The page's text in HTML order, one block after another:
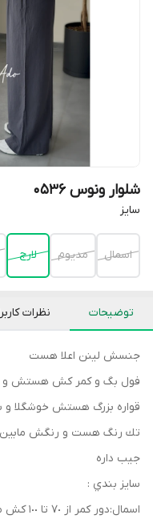
شلوار ونوس 0536
سايز
اسمال مديوم لارج
توضیحات نظرات
جنسش لينن اعلا هست
فول بگ و كمر كش هستش و
قواره بزرگ هستش خوشگلا و سايز
تك رنگ هست و رنگش مابين
جيب داره
سايز بندي :